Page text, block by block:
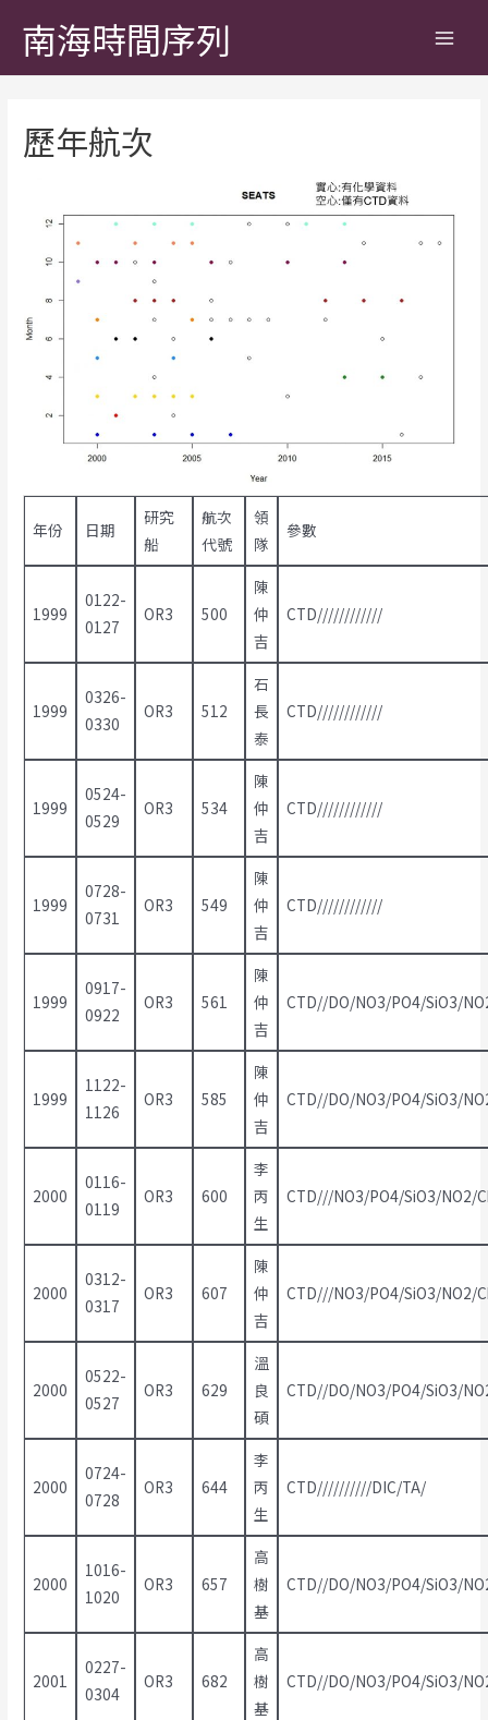
南海時間序列
歷年航次
年份 日期
研究
船
航次
代號
領
隊
參數
1999
0122-
0127
OR3 500
陳
仲
吉
CTD////////////
1999
0326-
0330
OR3 512
石
長
泰
CTD////////////
1999
0524-
0529
OR3 534
陳
仲
吉
CTD////////////
1999
0728-
0731
OR3 549
陳
仲
吉
CTD////////////
1999
0917-
0922
OR3 561
陳
仲
吉
CTD//DO/NO3/PO4/SiO3/
1999
1122-
1126
OR3 585
陳
仲
吉
CTD//DO/NO3/PO4/SiO3/
2000
0116-
0119
OR3 600
李
丙
生
CTD///NO3/PO4/SiO3/NO2/
2000
0312-
0317
OR3 607
陳
仲
吉
CTD///NO3/PO4/SiO3/NO2/
2000
0522-
0527
OR3 629
溫
良
碩
CTD//DO/NO3/PO4/SiO3/
2000
0724-
0728
OR3 644
李
丙
生
CTD//////////DIC/TA/
2000
1016-
1020
OR3 657
高
樹
基
CTD//DO/NO3/PO4/SiO3/
2001
0227-
0304
OR3 682
高
樹
基
CTD//DO/NO3/PO4/SiO3/